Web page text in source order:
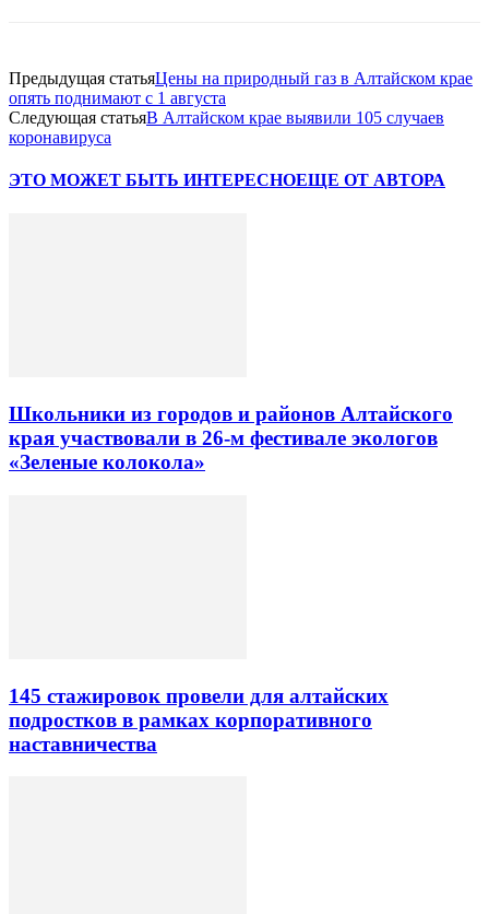
Предыдущая статьяЦены на природный газ в Алтайском крае
опять поднимают с 1 августа
Следующая статьяВ Алтайском крае выявили 105 случаев
коронавируса
ЭТО МОЖЕТ БЫТЬ ИНТЕРЕСНОЕЩЕ ОТ АВТОРА
Школьники из городов и районов Алтайского
края участвовали в 26-м фестивале экологов
«Зеленые колокола»
145 стажировок провели для алтайских
подростков в рамках корпоративного
наставничества